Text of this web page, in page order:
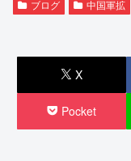
ブログ 中国軍拡
X
Pocket